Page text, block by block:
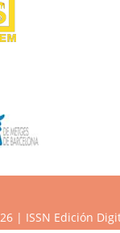
| ISSN Edición